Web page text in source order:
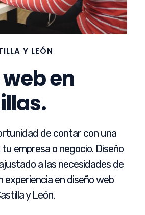
Y LEÓN
en
de contar con una
empresa o negocio. Diseño
a las necesidades de
experiencia en diseño web
y León.